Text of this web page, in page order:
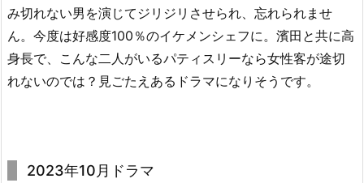
み切れない男を演じてジリジリさせられ、忘れられませ
ん。今度は好感度100％のイケメンシェフに。濱田と共に高
身長で、こんな二人がいるパティスリーなら女性客が途切
れないのでは？見ごたえあるドラマになりそうです。
2023年10月ドラマ